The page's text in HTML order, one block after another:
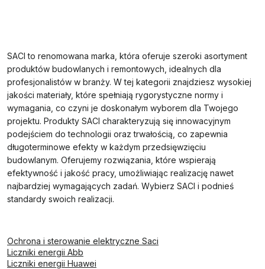
SACI to renomowana marka, która oferuje szeroki asortyment
produktów budowlanych i remontowych, idealnych dla
profesjonalistów w branży. W tej kategorii znajdziesz wysokiej
jakości materiały, które spełniają rygorystyczne normy i
wymagania, co czyni je doskonałym wyborem dla Twojego
projektu. Produkty SACI charakteryzują się innowacyjnym
podejściem do technologii oraz trwałością, co zapewnia
długoterminowe efekty w każdym przedsięwzięciu
budowlanym. Oferujemy rozwiązania, które wspierają
efektywność i jakość pracy, umożliwiając realizację nawet
najbardziej wymagających zadań. Wybierz SACI i podnieś
standardy swoich realizacji.
Ochrona i sterowanie elektryczne Saci
Liczniki energii Abb
Liczniki energii Huawei